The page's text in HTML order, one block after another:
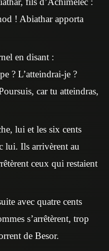
! Abiathar apporta
en disant :
? L’atteindrai-je ?
car tu atteindras,
lui et les six cents
lui. Ils arrivèrent au
ceux qui restaient
avec quatre cents
s’arrêtèrent, trop
de Besor.